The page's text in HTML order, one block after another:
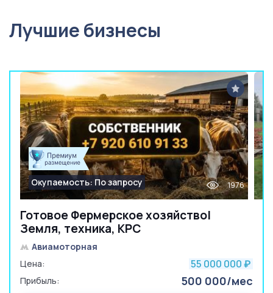
Лучшие бизнесы
Готовое Фермерское хозяйство|
Земля, техника, КРС
Окупаемость: По запросу 1976
Авиамоторная
Цена:
55 000 000 ₽
Прибыль: 500 000/мес